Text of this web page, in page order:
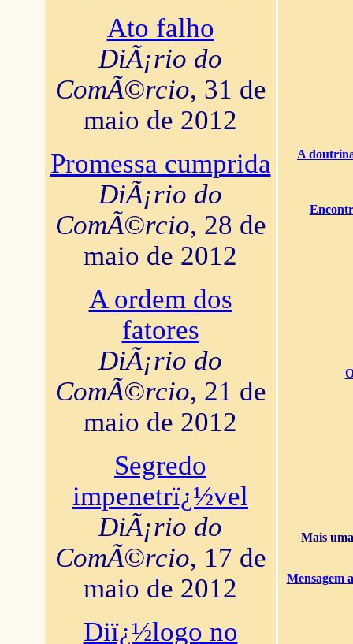
Ato falho
DiÃ¡rio do
ComÃ©rcio, 31 de
maio de 2012
Promessa cumprida
DiÃ¡rio do
ComÃ©rcio, 28 de
maio de 2012
A ordem dos
fatores
DiÃ¡rio do
ComÃ©rcio, 21 de
maio de 2012
Segredo
impenetrï¿½vel
DiÃ¡rio do
ComÃ©rcio, 17 de
maio de 2012
Diï¿½logo no
A
Mais
Mensagem